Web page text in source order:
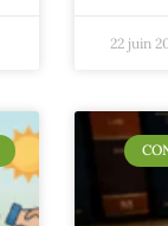
22 juin